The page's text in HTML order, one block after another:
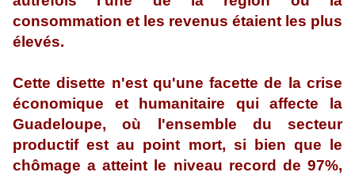
consommation et les revenus étaient les plus
élevés.
Cette disette n'est qu'une facette de la crise
économique et humanitaire qui affecte la
Guadeloupe, où l'ensemble du secteur
productif est au point mort, si bien que le
chômage a atteint le niveau record de 97%,